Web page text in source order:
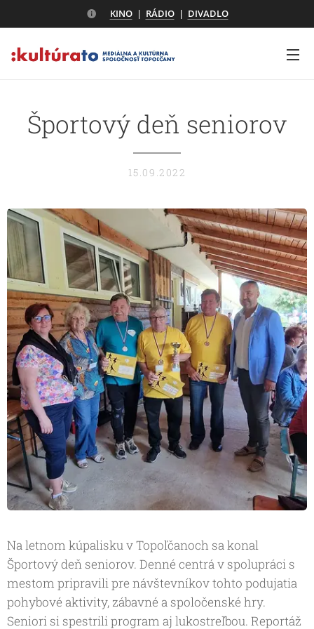
KINO| RÁDIO| DIVADLO
Športový deň seniorov
15.09.2022
Na letnom kúpalisku v Topoľčanoch sa konal
Športový deň seniorov. Denné centrá v spolupráci s
mestom pripravili pre návštevníkov tohto podujatia
pohybové aktivity, zábavné a spoločenské hry.
Seniori si spestrili program aj lukostreľbou. Reportáž